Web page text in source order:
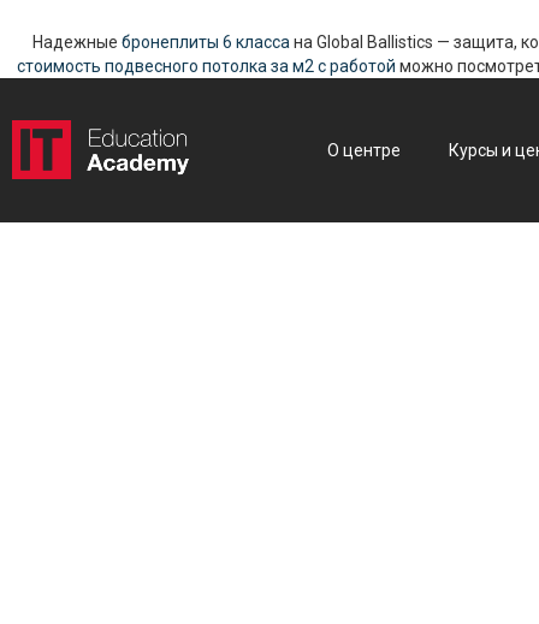
Надежные бронеплиты 6 класса на Global Ballistics — защита,
стоимость подвесного потолка за м2 с работой можно
О центре Курсы и